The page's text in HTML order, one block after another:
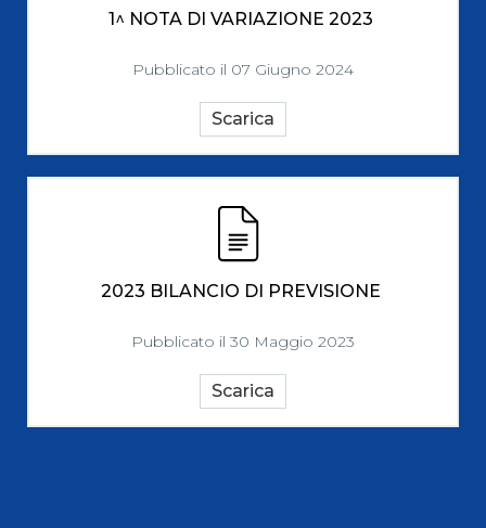
1^ NOTA DI VARIAZIONE 2023
Pubblicato il 07 Giugno 2024
Scarica
2023 BILANCIO DI PREVISIONE
Pubblicato il 30 Maggio 2023
Scarica